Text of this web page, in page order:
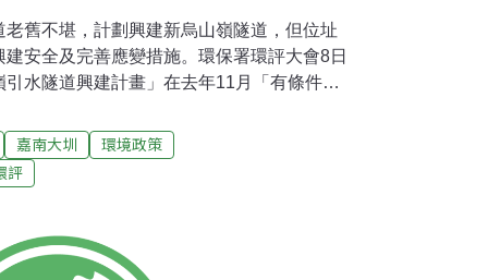
舊不堪，計劃興建新烏山嶺隧道，但位址
安全及完善應變措施。環保署環評大會8日
水隧道興建計畫」在去年11月「有條件通
灣省嘉南農田水利會說明，烏山頭水庫及
因應嘉南平原的農作灌溉興建，烏山嶺引水
庫的唯一引水隧道，負擔嘉南公共給水、
年完工，至今已使用逾80年，烏山嶺引水
現象，已經多次維修補強，經評估後認
嘉南大圳
環境政策
評